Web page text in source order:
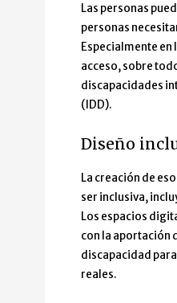
Las personas
personas
Especialmente en
acceso, sobre
discapacidades
(IDD).
Diseño
La creación de
ser inclusiva,
Los espacios
con la aportación
discapacidad
reales.